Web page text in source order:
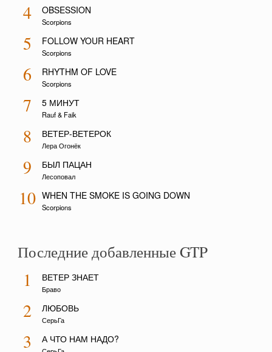
4 OBSESSION
Scorpions
5 FOLLOW YOUR HEART
Scorpions
6 RHYTHM OF LOVE
Scorpions
7 5 МИНУТ
Rauf & Faik
8 ВЕТЕР-ВЕТЕРОК
Лера Огонёк
9 БЫЛ ПАЦАН
Лесоповал
10 WHEN THE SMOKE IS GOING DOWN
Scorpions
Последние добавленные GTP
1 ВЕТЕР ЗНАЕТ
Браво
2 ЛЮБОВЬ
СерьГа
3 А ЧТО НАМ НАДО?